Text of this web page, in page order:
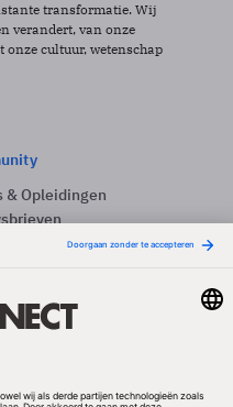
transformatie. Wij
verandert, van onze
cultuur, wetenschap
& Opleidingen